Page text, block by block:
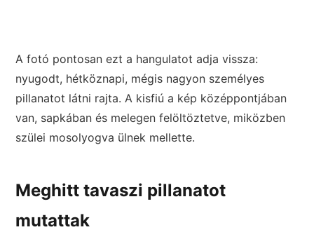
A fotó pontosan ezt a hangulatot adja vissza:
nyugodt, hétköznapi, mégis nagyon személyes
pillanatot látni rajta. A kisfiú a kép középpontjában
van, sapkában és melegen felöltöztetve, miközben
szülei mosolyogva ülnek mellette.
Meghitt tavaszi pillanatot
mutattak